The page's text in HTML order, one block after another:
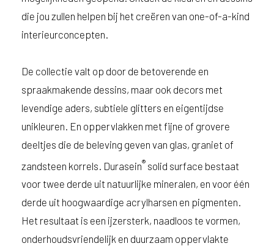
die jou zullen helpen bij het creëren van one-of-a-kind
interieurconcepten.
De collectie valt op door de betoverende en
spraakmakende dessins, maar ook decors met
levendige aders, subtiele glitters en eigentijdse
unikleuren. En oppervlakken met fijne of grovere
deeltjes die de beleving geven van glas, graniet of
zandsteen korrels. Durasein® solid surface bestaat
voor twee derde uit natuurlijke mineralen, en voor één
derde uit hoogwaardige acrylharsen en pigmenten.
Het resultaat is een ijzersterk, naadloos te vormen,
onderhoudsvriendelijk en duurzaam oppervlakte